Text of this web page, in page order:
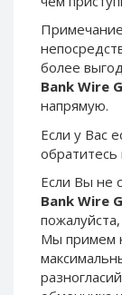
более
Bank Wire
напрямую.
Если у Вас
Если Вы не
Bank Wire
Мы примем
Skril AUD
Skril NOK
Skril SEK
Paxum USD
Paxum EUR
Epay USD
Epay EUR
Phone
Phone
Phone
Neteller USD